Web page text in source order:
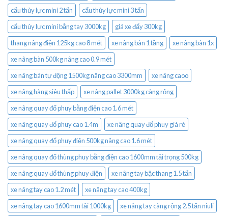
cẩu thủy lực mini 2 tấn
cẩu thủy lực mini 3 tấn
cẩu thủy lực mini bằng tay 3000kg
giá xe đẩy 300kg
thang nâng điện 125kg cao 8 mét
xe nâng bàn 1 tầng
xe nâng bàn 1x
xe nâng bàn 500kg nâng cao 0.9 mét
xe nâng bán tự động 1500kg nâng cao 3300mm
xe nâng caoo
xe nâng hàng siêu thấp
xe nâng pallet 3000kg càng rộng
xe nâng quay đổ phuy bằng điện cao 1.6 mét
xe nâng quay đổ phuy cao 1.4m
xe nâng quay đổ phuy giá rẻ
xe nâng quay đổ phuy điện 500kg nâng cao 1.6 mét
xe nâng quay đổ thùng phuy bằng điện cao 1600mm tải trọng 500kg
xe nâng quay đổ thùng phuy điện
xe nâng tay bậc thang 1.5 tấn
xe nâng tay cao 1.2 mét
xe nâng tay cao 400kg
xe nâng tay cao 1600mm tải 1000kg
xe nâng tay càng rộng 2.5 tấn niuli